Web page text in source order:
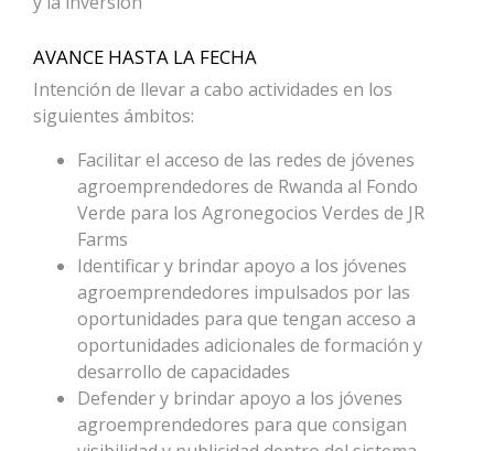
AVANCE HASTA LA FECHA
Intención de llevar a cabo actividades en los
siguientes ámbitos:
Facilitar el acceso de las redes de jóvenes
agroemprendedores de Rwanda al Fondo
Verde para los Agronegocios Verdes de JR
Farms
Identificar y brindar apoyo a los jóvenes
agroemprendedores impulsados por las
oportunidades para que tengan acceso a
oportunidades adicionales de formación y
desarrollo de capacidades
Defender y brindar apoyo a los jóvenes
agroemprendedores para que consigan